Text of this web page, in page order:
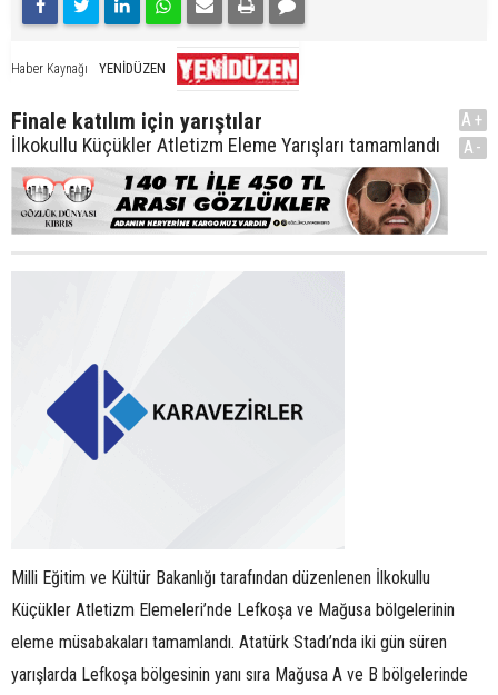
Haber Kaynağı YENİDÜZEN
Finale katılım için yarıştılar
İlkokullu Küçükler Atletizm Eleme Yarışları tamamlandı
A+
A-
Milli Eğitim ve Kültür Bakanlığı tarafından düzenlenen İlkokullu
Küçükler Atletizm Elemeleri’nde Lefkoşa ve Mağusa bölgelerinin
eleme müsabakaları tamamlandı. Atatürk Stadı’nda iki gün süren
yarışlarda Lefkoşa bölgesinin yanı sıra Mağusa A ve B bölgelerinde